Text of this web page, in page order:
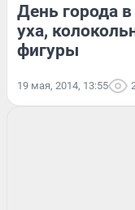
День города
уха,
фигуры
19 мая, 2014, 13:55